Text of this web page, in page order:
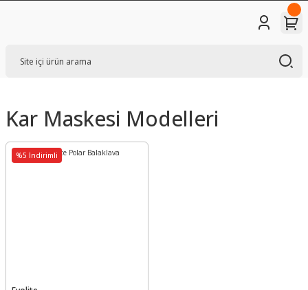
Kar Maskesi Modelleri
%5 İndirimli